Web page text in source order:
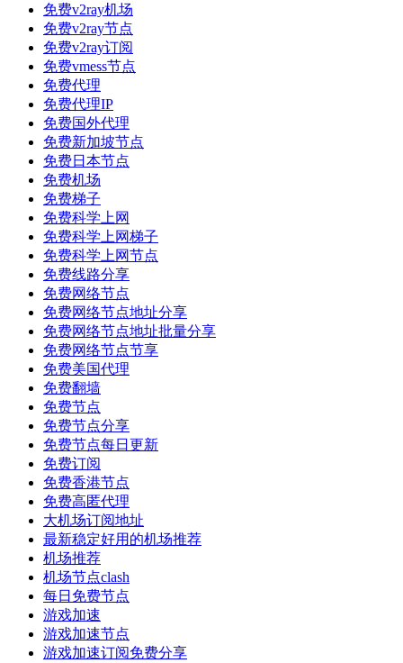
免费v2ray机场
免费v2ray节点
免费v2ray订阅
免费vmess节点
免费代理
免费代理IP
免费国外代理
免费新加坡节点
免费日本节点
免费机场
免费梯子
免费科学上网
免费科学上网梯子
免费科学上网节点
免费线路分享
免费网络节点
免费网络节点地址分享
免费网络节点地址批量分享
免费网络节点节享
免费美国代理
免费翻墙
免费节点
免费节点分享
免费节点每日更新
免费订阅
免费香港节点
免费高匿代理
大机场订阅地址
最新稳定好用的机场推荐
机场推荐
机场节点clash
每日免费节点
游戏加速
游戏加速节点
游戏加速订阅免费分享